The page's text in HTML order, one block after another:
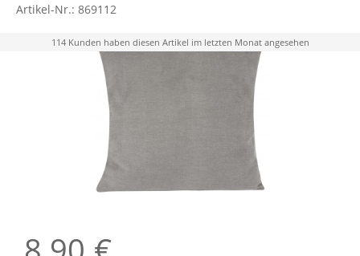
Artikel-Nr.: 869112
114 Kunden haben diesen Artikel im letzten Monat angesehen